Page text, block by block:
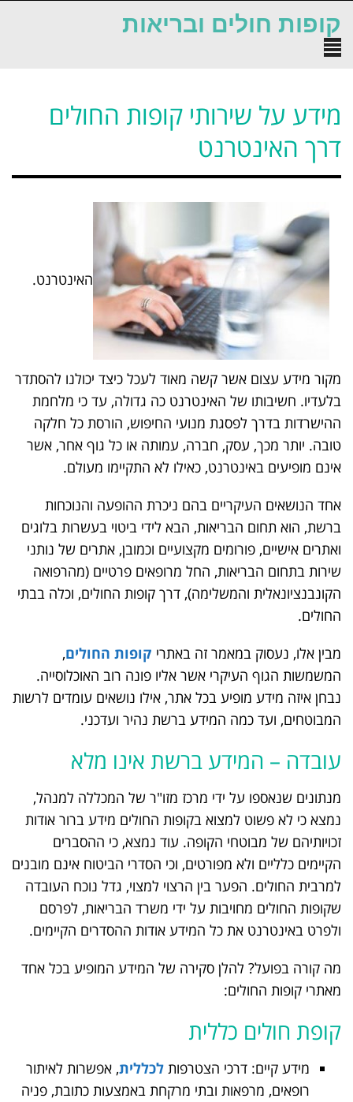
קופות חולים ובריאות
תפריט
מידע על שירותי קופות החולים
דרך האינטרנט
האינטרנט.
מקור מידע עצום אשר קשה מאוד לעכל כיצד יכולנו להסתדר
בלעדיו. חשיבותו של האינטרנט כה גדולה, עד כי מלחמת
ההישרדות בדרך לפסגת מנועי החיפוש, הורסת כל חלקה
טובה. יותר מכך, עסק, חברה, עמותה או כל גוף אחר, אשר
אינם מופיעים באינטרנט, כאילו לא התקיימו מעולם.
אחד הנושאים העיקריים בהם ניכרת ההופעה והנוכחות
ברשת, הוא תחום הבריאות, הבא לידי ביטוי בעשרות בלוגים
ואתרים אישיים, פורומים מקצועיים וכמובן, אתרים של נותני
שירות בתחום הבריאות, החל מרופאים פרטיים (מהרפואה
הקונבנציונאלית והמשלימה), דרך קופות החולים, וכלה בבתי
החולים.
מבין אלו, נעסוק במאמר זה באתרי קופות החולים,
המשמשות הגוף העיקרי אשר אליו פונה רוב האוכלוסייה.
נבחן איזה מידע מופיע בכל אתר, אילו נושאים עומדים לרשות
המבוטחים, ועד כמה המידע ברשת נהיר ועדכני.
עובדה – המידע ברשת אינו מלא
מנתונים שנאספו על ידי מרכז מזו"ר של המכללה למנהל,
נמצא כי לא פשוט למצוא בקופות החולים מידע ברור אודות
זכויותיהם של מבוטחי הקופה. עוד נמצא, כי ההסברים
הקיימים כלליים ולא מפורטים, וכי הסדרי הביטוח אינם מובנים
למרבית החולים. הפער בין הרצוי למצוי, גדל נוכח העובדה
שקופות החולים מחויבות על ידי משרד הבריאות, לפרסם
ולפרט באינטרנט את כל המידע אודות ההסדרים הקיימים.
מה קורה בפועל? להלן סקירה של המידע המופיע בכל אחד
מאתרי קופות החולים:
קופת חולים כללית
מידע קיים: דרכי הצטרפות לכללית, אפשרות לאיתור
רופאים, מרפאות ובתי מרקחת באמצעות כתובת, פניה